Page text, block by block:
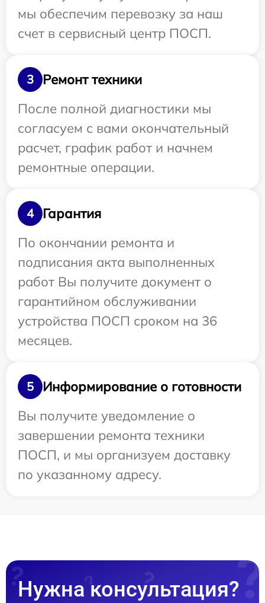
мы обеспечим перевозку за наш
счет в сервисный центр ПОСП.
3
Ремонт техники
После полной диагностики мы
согласуем с вами окончательный
расчет, график работ и начнем
ремонтные операции.
4
Гарантия
По окончании ремонта и
подписания акта выполненных
работ Вы получите документ о
гарантийном обслуживании
устройства ПОСП сроком на 36
месяцев.
5
Информирование о готовности
Вы получите уведомление о
завершении ремонта техники
ПОСП, и мы организуем доставку
по указанному адресу.
Нужна консультация?